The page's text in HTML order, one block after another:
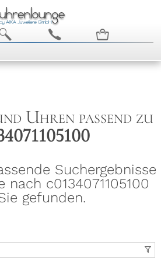
b c n
Uhren passend zu
Suchergebnisse
nach c0134071105100
gefunden.
t